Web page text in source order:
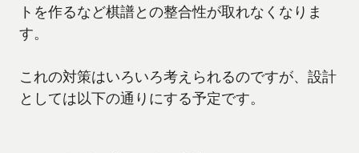
トを作るなど棋譜との整合性が取れなくなりま
す。
これの対策はいろいろ考えられるのですが、設計
としては以下の通りにする予定です。